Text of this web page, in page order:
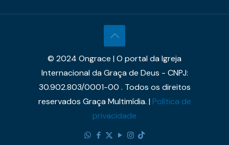
© 2024 Ongrace | O portal da Igreja
Internacional da Graça de Deus - CNPJ:
30.902.803/0001-00 . Todos os direitos
reservados Graça Multimídia. |Política de
privacidade